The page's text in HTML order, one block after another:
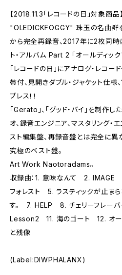
【2018.11.3「レコードの日」対象商品】
"OLEDICKFOGGY" 珠玉の名曲群
から完全再録音、2017年に2枚同時
ト・アルバム Part 2 「オールディッ
「レコードの日」にアナログ・レコー
帯付、見開きダブル・ジャケット仕
プレス！！
「Gerato」、「グッド・バイ」を制作
オ、録音エンジニア、マスタリング・
スト編集盤、再録音盤とは完全に
究極のベスト盤。
Art Work Naotoradams。
収録曲：1. 意味なんて 2.
フォレスト 5. ラスティックが止ま
す。 7. HELP 8. チェリーフレ
Lesson2 11. 海のゴート 12. オー
と残像
(Label:DIWPHALANX)